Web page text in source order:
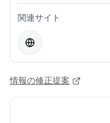
関連サイト
情報の修正提案